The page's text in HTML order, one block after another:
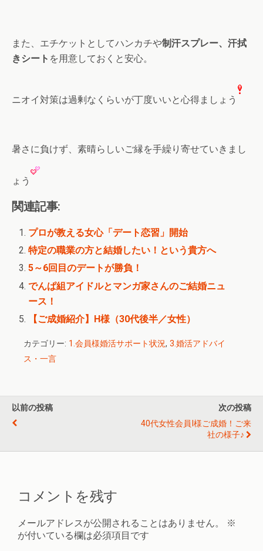
また、エチケットとしてハンカチや制汗スプレー、汗拭
きシート を用意しておくと安心。
ニオイ対策は過剰なくらいが丁度いいと心得ましょう
暑さに負けず、素晴らしいご縁を手繰り寄せていきまし
ょう
関連記事:
プロが教える女心「デート恋習」開始
特定の職業の方と結婚したい！という貴方へ
5～6回目のデートが勝負！
でんぱ組アイドルとマンガ家さんのご結婚ニュ
ース！
【ご成婚紹介】H様（30代後半／女性）
カテゴリー: 1.会員様婚活サポート状況, 3.婚活アドバイ
ス・一言
以前の投稿
次の投稿
40代女性会員I様ご成婚！ご来
社の様子♪
コメントを残す
メールアドレスが公開されることはありません。
※
が付いている欄は必須項目です